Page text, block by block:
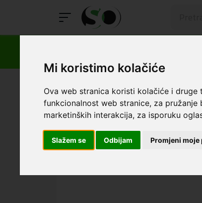
Mi koristimo kolačiće
Ova web stranica koristi kolačiće i
funkcionalnost web stranice, za pružanje
marketinških interakcija, za isporuku
Slažem se Odbijam Promjeni moje